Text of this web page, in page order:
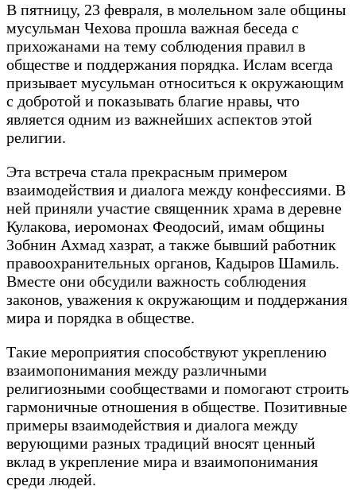
В пятницу, 23 февраля, в молельном зале общины
мусульман Чехова прошла важная беседа с
прихожанами на тему соблюдения правил в
обществе и поддержания порядка. Ислам всегда
призывает мусульман относиться к окружающим
с добротой и показывать благие нравы, что
является одним из важнейших аспектов этой
религии.
Эта встреча стала прекрасным примером
взаимодействия и диалога между конфессиями. В
ней приняли участие священник храма в деревне
Кулакова, иеромонах Феодосий, имам общины
Зобнин Ахмад хазрат, а также бывший работник
правоохранительных органов, Кадыров Шамиль.
Вместе они обсудили важность соблюдения
законов, уважения к окружающим и поддержания
мира и порядка в обществе.
Такие мероприятия способствуют укреплению
взаимопонимания между различными
религиозными сообществами и помогают строить
гармоничные отношения в обществе. Позитивные
примеры взаимодействия и диалога между
верующими разных традиций вносят ценный
вклад в укрепление мира и взаимопонимания
среди людей.